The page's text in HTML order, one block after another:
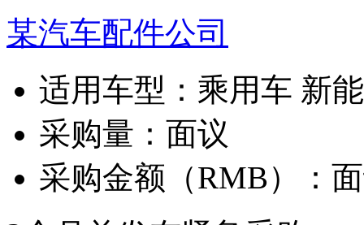
某汽车配件公司
适用车型： 乘用车 新
采购量： 面议
采购金额（RMB）：